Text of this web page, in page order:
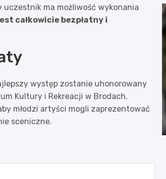
uczestnik ma możliwość wykonania
całkowicie bezpłatny i
występ zostanie uhonorowany
Kultury i Rekreacji w Brodach.
młodzi artyści mogli zaprezentować
sceniczne.